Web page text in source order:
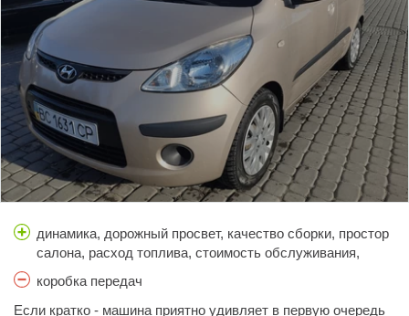
динамика, дорожный просвет, качество сборки, простор
салона, расход топлива, стоимость обслуживания,
коробка передач
Если кратко - машина приятно удивляет в первую очередь